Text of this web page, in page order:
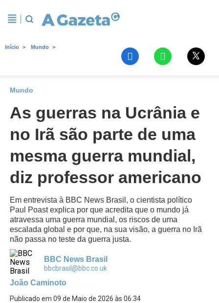
Início Mundo
Mundo
As guerras na Ucrânia e
no Irã são parte de uma
mesma guerra mundial,
diz professor americano
Em entrevista à BBC News Brasil, o cientista político
Paul Poast explica por que acredita que o mundo já
atravessa uma guerra mundial, os riscos de uma
escalada global e por que, na sua visão, a guerra no Irã
não passa no teste da guerra justa.
BBC News Brasil
bbcbrasil@bbc.co.uk
João Caminoto
Publicado em 09 de Maio de 2026 às 06:34